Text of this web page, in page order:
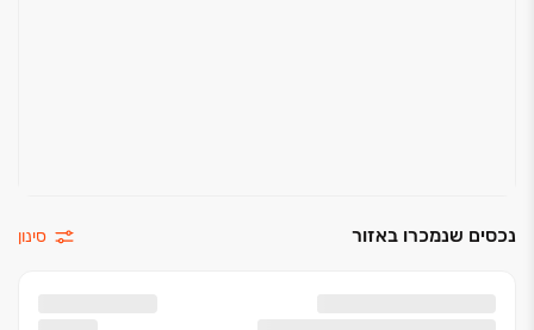
נכסים שנמכרו באזור סינון